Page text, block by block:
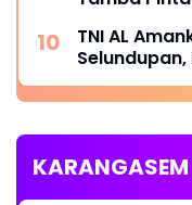
TNI AL
KARANGASEM